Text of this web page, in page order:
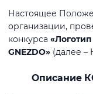
Настоящее
организации,
конкурса
GNEZDO» (далее
Описание